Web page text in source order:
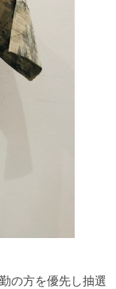
の方を優先し抽選